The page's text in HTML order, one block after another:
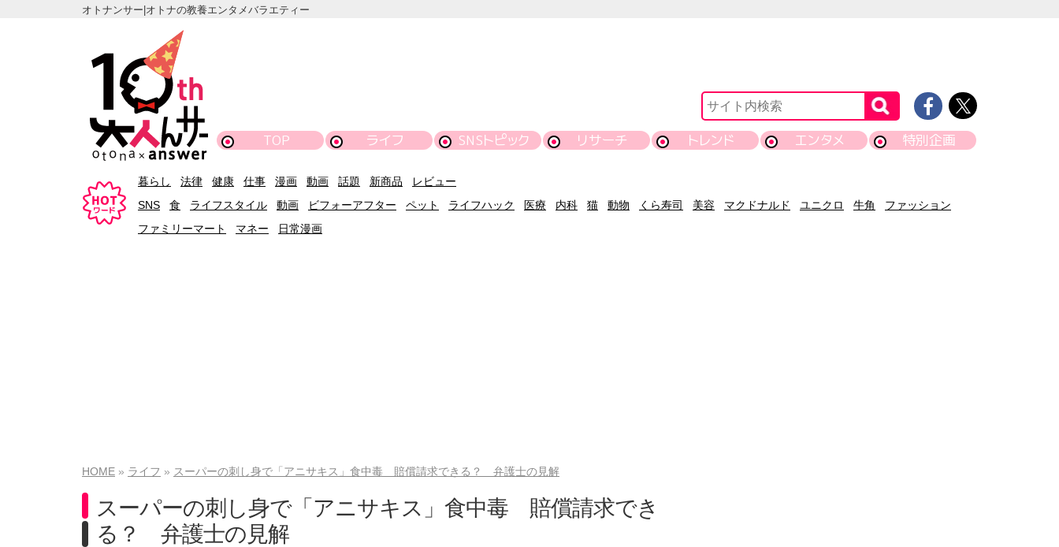
オトナンサー|オトナの教養エンタメバラエティー
TOP ライフ SNSトピック リサーチ トレンド エンタメ 特別企画
暮らし 法律 健康 仕事 漫画 動画 話題 新商品
レビュー
SNS
食 ライフスタイル 動画 ビフォーアフター ペット ライフハック 医療 内科 猫 動物 くら寿司 美容 マクドナルド ユニクロ 牛角
ファッション
ファミリーマート
マネー 日常漫画
HOME ライフ スーパーの刺し身で「アニサキス」食中毒 賠償請求できる？ 弁護士の見解
スーパーの刺し身で「アニサキス」食中毒 賠償請求でき
る？ 弁護士の見解